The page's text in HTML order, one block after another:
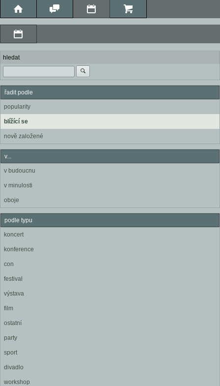
hledat
řadit podle
popularity
blížící se
nově založené
v...
v budoucnu
v minulosti
oboje
podle typu
koncert
konference
con
festival
výstava
film
ostatní
party
sport
divadlo
workshop